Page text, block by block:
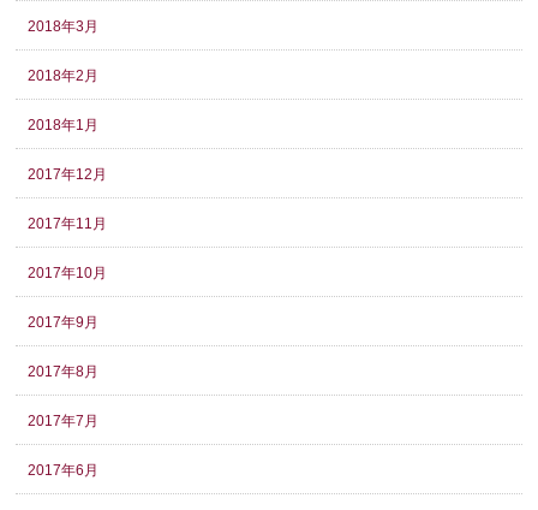
2018年3月
2018年2月
2018年1月
2017年12月
2017年11月
2017年10月
2017年9月
2017年8月
2017年7月
2017年6月